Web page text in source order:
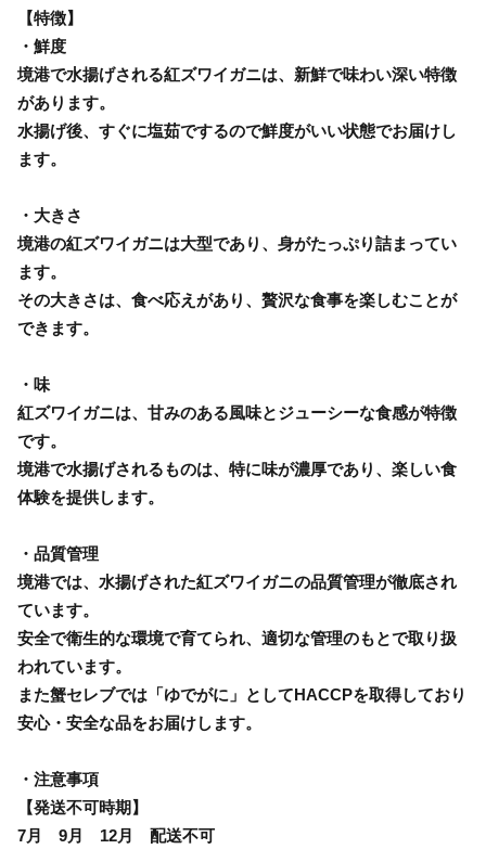
【特徴】
・鮮度
境港で水揚げされる紅ズワイガニは、新鮮で味わい深い特徴
があります。
水揚げ後、すぐに塩茹でするので鮮度がいい状態でお届けし
ます。
・大きさ
境港の紅ズワイガニは大型であり、身がたっぷり詰まってい
ます。
その大きさは、食べ応えがあり、贅沢な食事を楽しむことが
できます。
・味
紅ズワイガニは、甘みのある風味とジューシーな食感が特徴
です。
境港で水揚げされるものは、特に味が濃厚であり、楽しい食
体験を提供します。
・品質管理
境港では、水揚げされた紅ズワイガニの品質管理が徹底され
ています。
安全で衛生的な環境で育てられ、適切な管理のもとで取り扱
われています。
また蟹セレブでは「ゆでがに」としてHACCPを取得しており
安心・安全な品をお届けします。
・注意事項
【発送不可時期】
7月 9月 12月 配送不可